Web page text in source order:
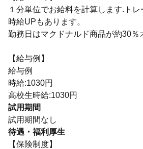
１分単位でお給料を計算します.ト
時給UPもあります。
勤務日はマクドナルド商品が約30％
【給与例】
給与例
時給:1030円
高校生時給:1030円
試用期間
試用期間なし
待遇・福利厚生
【保険制度】